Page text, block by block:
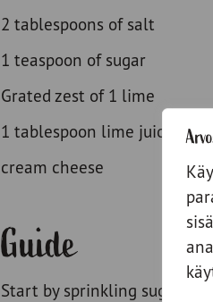
2 tablespoons of salt
1 teaspoon of sugar
Grated zest of 1 lime
1 tablespoon lime juice
cream cheese
Guide
Start by sprinkling sugar